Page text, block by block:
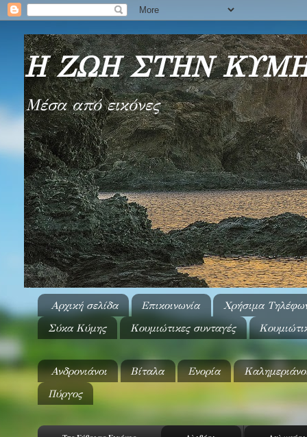
Η ΖΩΗ ΣΤΗΝ ΚΥΜΗ
Μέσα από εικόνες
Αρχική σελίδα Επικοινωνία
Χρήσιμα
Σύκα Κύμης
Κουμιώτικες συνταγές
Ανδρονιάνοι Βίταλα Ενορία
Πύργος